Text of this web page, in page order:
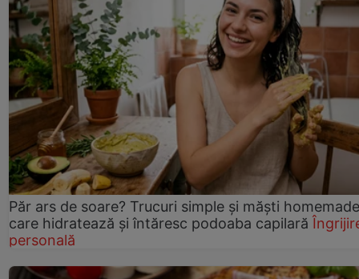
Păr ars de soare? Trucuri simple și măști homemade
care hidratează și întăresc podoaba capilară
personală